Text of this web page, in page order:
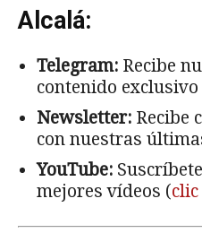
Alcalá:
Telegram: Recibe
contenido exclusivo
Newsletter: Recibe
con nuestras
YouTube:
mejores vídeos (